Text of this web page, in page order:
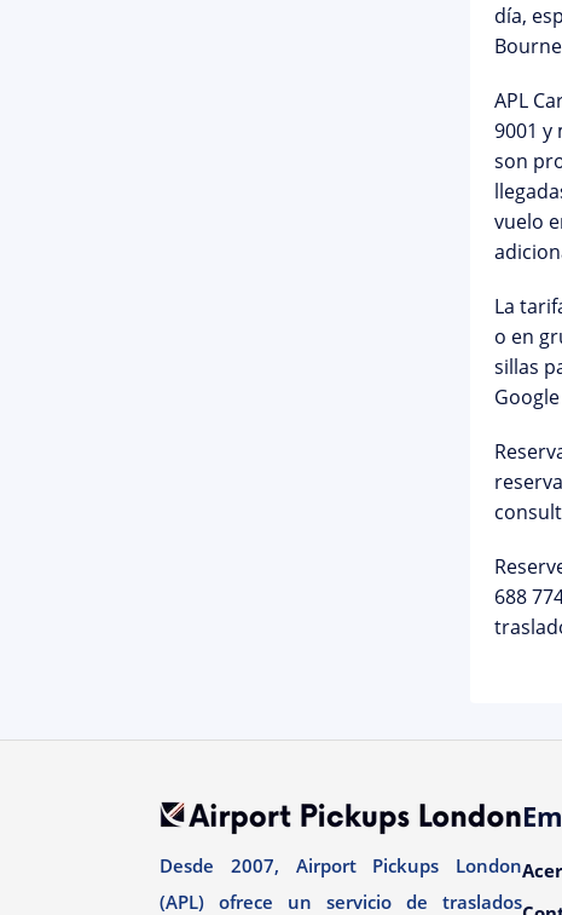
día,
APL
9001 y
son
vuelo
La
o en
sillas
688
Desde 2007, Airport Pickups London
(APL) ofrece un servicio de traslados